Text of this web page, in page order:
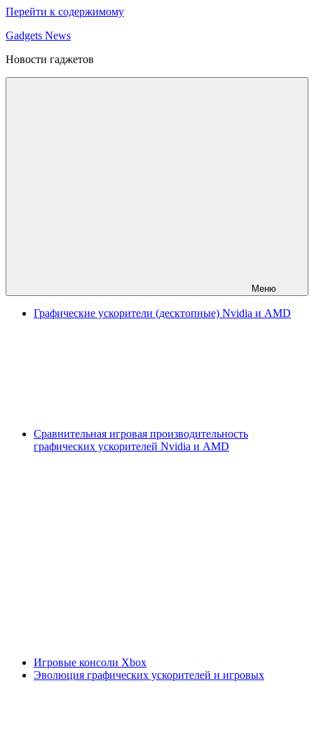
Перейти к содержимому
Gadgets News
Новости гаджетов
Меню
Графические ускорители (десктопные) Nvidia и AMD
Сравнительная игровая производительность
графических ускорителей Nvidia и AMD
Игровые консоли Xbox
Эволюция графических ускорителей и игровых